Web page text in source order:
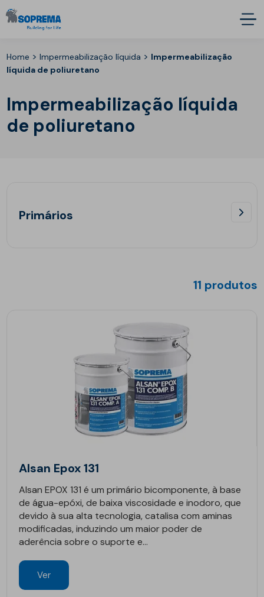
Home >Impermeabilização líquida > Impermeabilização
líquida de poliuretano
Impermeabilização líquida
de poliuretano
Primários
11 produtos
Alsan Epox 131
Alsan EPOX 131 é um primário bicomponente, à base
de água-epóxi, de baixa viscosidade e inodoro, que
devido à sua alta tecnologia, catalisa com aminas
modificadas, induzindo um maior poder de
aderência sobre o suporte e...
Ver